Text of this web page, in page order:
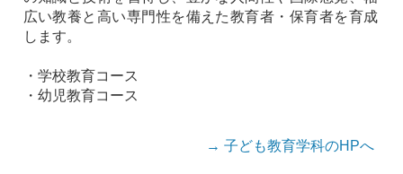
広い教養と高い専門性を備えた教育者・保育者を育成
します。
・学校教育コース
・幼児教育コース
→ 子ども教育学科のHPへ